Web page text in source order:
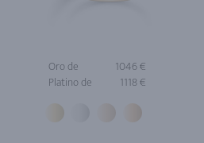
Oro de
1046 €
Platino de
1118 €